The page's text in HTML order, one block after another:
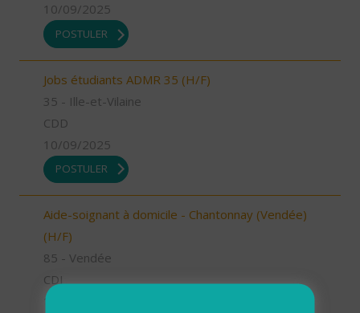
10/09/2025
POSTULER
Jobs étudiants ADMR 35 (H/F)
35 - Ille-et-Vilaine
CDD
10/09/2025
POSTULER
Aide-soignant à domicile - Chantonnay (Vendée)
(H/F)
85 - Vendée
CDI
10/09/2025